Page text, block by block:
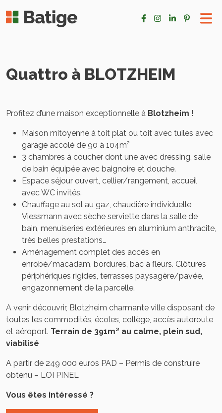
Quattro à BLOTZHEIM
Profitez d’une maison exceptionnelle à Blotzheim !
Maison mitoyenne à toit plat ou toit avec tuiles avec
garage accolé de 90 à 104m²
3 chambres à coucher dont une avec dressing, salle
de bain équipée avec baignoire et douche.
Espace séjour ouvert, cellier/rangement, accueil
avec WC invités.
Chauffage au sol au gaz, chaudière individuelle
Viessmann avec sèche serviette dans la salle de
bain, menuiseries extérieures en aluminium anthracite,
très belles prestations…
Aménagement complet des accès en
enrobé/macadam, bordures, bac à fleurs. Clôtures
périphériques rigides, terrasses paysagère/pavée,
engazonnement de la parcelle.
A venir découvrir, Blotzheim charmante ville disposant de
toutes les commodités, écoles, collège, accès autoroute
et aéroport. Terrain de 391m² au calme, plein sud,
viabilisé
A partir de 249 000 euros PAD – Permis de construire
obtenu – LOI PINEL
Vous êtes intéressé ?